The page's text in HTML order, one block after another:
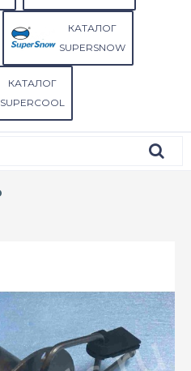
КАТАЛОГ
SUPERSNOW
КАТАЛОГ
SUPERCOOL